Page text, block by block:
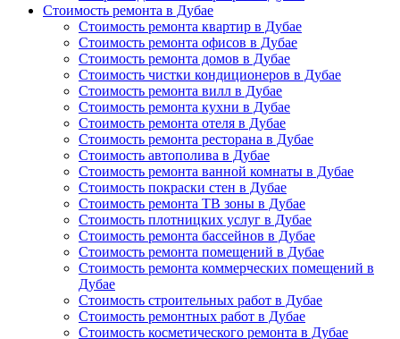
Стоимость ремонта в Дубае
Стоимость ремонта квартир в Дубае
Стоимость ремонта офисов в Дубае
Стоимость ремонта домов в Дубае
Стоимость чистки кондиционеров в Дубае
Стоимость ремонта вилл в Дубае
Стоимость ремонта кухни в Дубае
Стоимость ремонта отеля в Дубае
Стоимость ремонта ресторана в Дубае
Стоимость автополива в Дубае
Стоимость ремонта ванной комнаты в Дубае
Стоимость покраски стен в Дубае
Стоимость ремонта ТВ зоны в Дубае
Стоимость плотницких услуг в Дубае
Стоимость ремонта бассейнов в Дубае
Стоимость ремонта помещений в Дубае
Стоимость ремонта коммерческих помещений в
Дубае
Стоимость строительных работ в Дубае
Стоимость ремонтных работ в Дубае
Стоимость косметического ремонта в Дубае